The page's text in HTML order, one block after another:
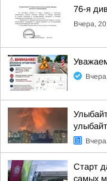
76-я
Вчера,
Старт
самых